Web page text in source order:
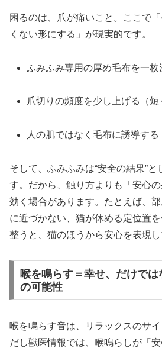
困るのは、爪が痛いこと。ここで
くない形にする」が現実的です。
ふみふみ専用の厚め毛布を一枚
爪切りの頻度を少し上げる（短
人の肌ではなく毛布に誘導する
そして、ふみふみは“安全の結果”
す。だから、触り方よりも「安心
効く場合があります。たとえば、
に近づかない、猫が休める定位置
整うと、猫のほうから安心を表現し
喉を鳴らす＝幸せ、だけで
の可能性
喉を鳴らす音は、リラックスのサ
だし獣医情報では、喉鳴らしが「